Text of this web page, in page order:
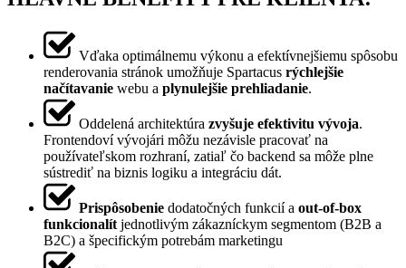
Vďaka optimálnemu výkonu a efektívnejšiemu spôsobu
renderovania stránok umožňuje Spartacus rýchlejšie
načítavanie webu a plynulejšie prehliadanie.
Oddelená architektúra zvyšuje efektivitu vývoja.
Frontendoví vývojári môžu nezávisle pracovať na
používateľskom rozhraní, zatiaľ čo backend sa môže plne
sústrediť na biznis logiku a integráciu dát.
Prispôsobenie dodatočných funkcií a out-of-box
funkcionalít jednotlivým zákazníckym segmentom (B2B a
B2C) a špecifickým potrebám marketingu